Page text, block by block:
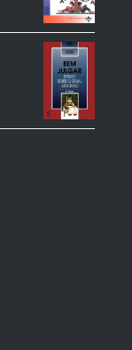
atual
é:
11,31 €.